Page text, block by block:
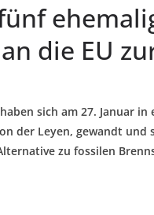
die EU
sich am 27. Januar
der Leyen, gewandt und
zu fossilen